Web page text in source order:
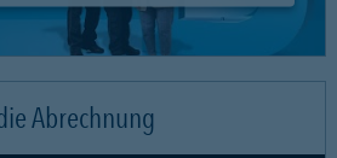
Abrechnung